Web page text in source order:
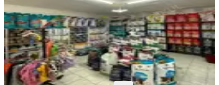
1 Oda
130 m²·Düz Giriş (Zemin)· 29.03.2026
750.000 ₺
A GayrimenkulAysel Demirci
Ara